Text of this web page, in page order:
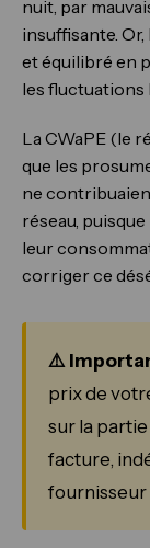
nuit, par
insuffisante.
et équilibré en
les fluctuations
La CWaPE (le
que les
ne
réseau,
leur
corriger ce
⚠️
prix de
sur la partie
facture,